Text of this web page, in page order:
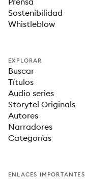
Sostenibilidad
Whistleblow
EXPLORAR
Buscar
Títulos
Audio series
Storytel Originals
Autores
Narradores
Categorías
ENLACES IMPORTANTES